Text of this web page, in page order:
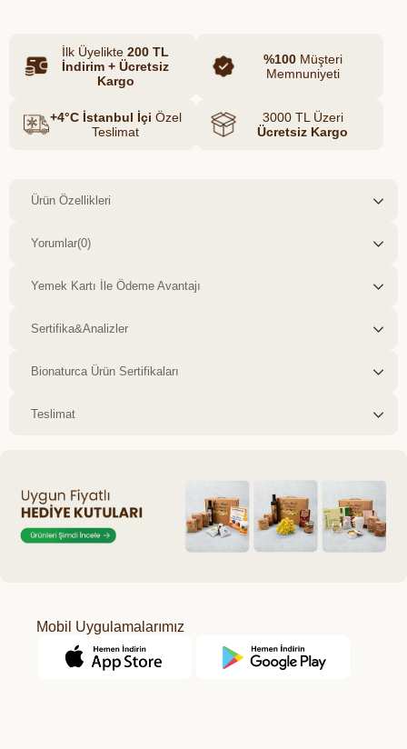
İlk Üyelikte 200 TL
İndirim + Ücretsiz
Kargo
%100Müşteri
Memnuniyeti
+4°C İstanbul İçi Özel
Teslimat
3000 TL Üzeri
Ücretsiz Kargo
Ürün Özellikleri
Yorumlar(0)
Yemek Kartı İle Ödeme Avantajı
Sertifika&Analizler
Bionaturca Ürün Sertifikaları
Teslimat
Mobil Uygulamalarımız